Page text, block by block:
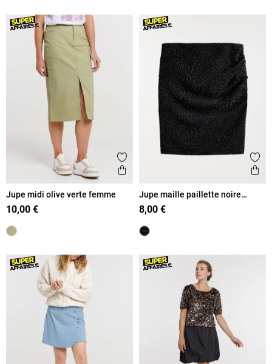
Ajouter aux favoris
Aperçu rapide
Jupe midi olive verte femme
10,00 €
Jupe maille paillette noire
femme
8,00 €